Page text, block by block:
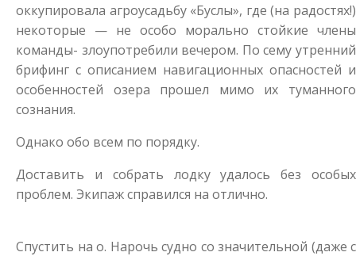
оккупировала агроусадьбу «Буслы», где (на радостях!)
некоторые — не особо морально стойкие члены
команды- злоупотребили вечером. По сему утренний
брифинг с описанием навигационных опасностей и
особенностей озера прошел мимо их туманного
сознания.
Однако обо всем по порядку.
Доставить и собрать лодку удалось без особых
проблем. Экипаж справился на отлично.
Спустить на о. Нарочь судно со значительной (даже с